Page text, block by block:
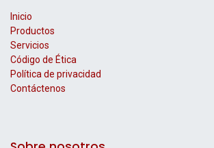
Inicio
Productos
Servicios
Código de Ética
Política de privacidad
Contáctenos